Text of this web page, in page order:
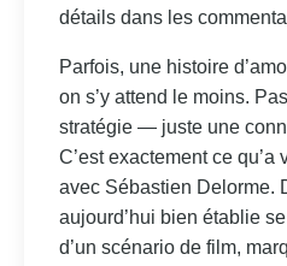
détails dans les
Parfois, une histoire
on s’y attend le moins.
stratégie — juste une
C’est exactement ce
avec Sébastien Delorme.
aujourd’hui bien établie
d’un scénario de film,